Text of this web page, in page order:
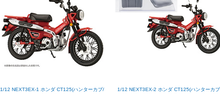
1/12 NEXT3EX-1 ホンダ CT125(ハンターカブ/
1/12 NEXT3EX-2 ホンダ CT125(ハンターカ